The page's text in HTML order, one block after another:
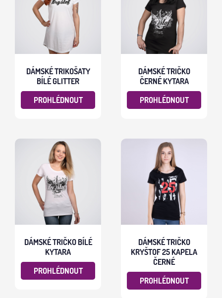
DÁMSKÉ TRIKOŠATY
BÍLÉ GLITTER
PROHLÉDNOUT
DÁMSKÉ TRIČKO
ČERNÉ KYTARA
PROHLÉDNOUT
DÁMSKÉ TRIČKO BÍLÉ
KYTARA
PROHLÉDNOUT
DÁMSKÉ TRIČKO
KRYŠTOF 25 KAPELA
ČERNÉ
PROHLÉDNOUT